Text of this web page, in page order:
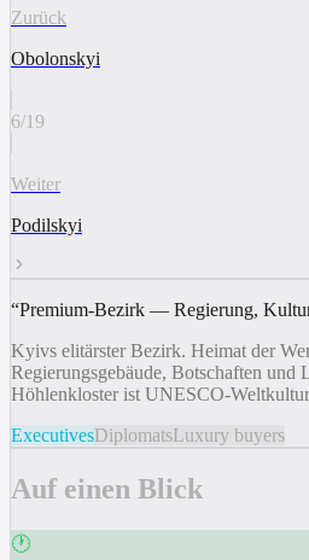
Zurück
Obolonskyi
6/19
Weiter
Podilskyi
“Premium-Bezirk — Regierung,
Kyivs elitärster Bezirk. Heimat der
Regierungsgebäude, Botschaften und
Höhlenkloster ist UNESCO-
ExecutivesDiplomatsLuxury buyers
Auf einen Blick
🕐